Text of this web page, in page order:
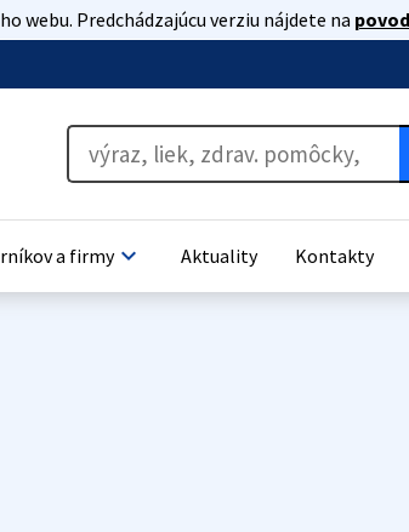
webu. Predchádzajúcu verziu nájdete na
a firmykeyboard_arrow_down Aktuality Kontakty